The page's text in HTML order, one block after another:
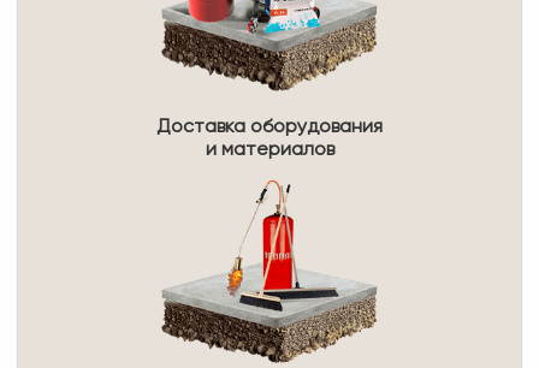
Доставка оборудования
и материалов